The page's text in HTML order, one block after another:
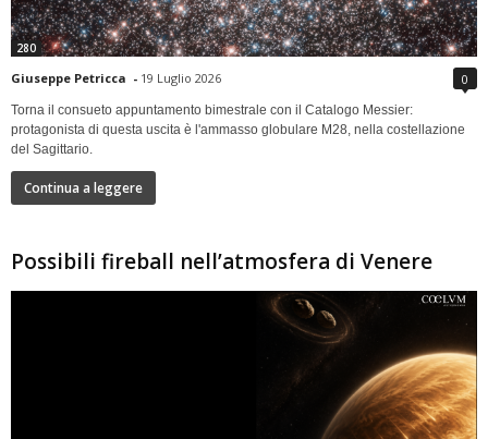
280
Giuseppe Petricca - 19 Luglio 2026 0
Torna il consueto appuntamento bimestrale con il Catalogo Messier:
protagonista di questa uscita è l'ammasso globulare M28, nella costellazione
del Sagittario.
Continua a leggere
Possibili fireball nell’atmosfera di Venere